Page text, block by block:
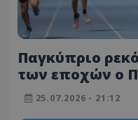
Παγκύπριο
των εποχών ο
25.07.2026 - 21:12